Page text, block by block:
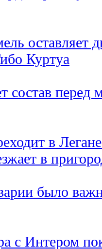
оставляет
Куртуа
состав перед
в
в
было
с Интером